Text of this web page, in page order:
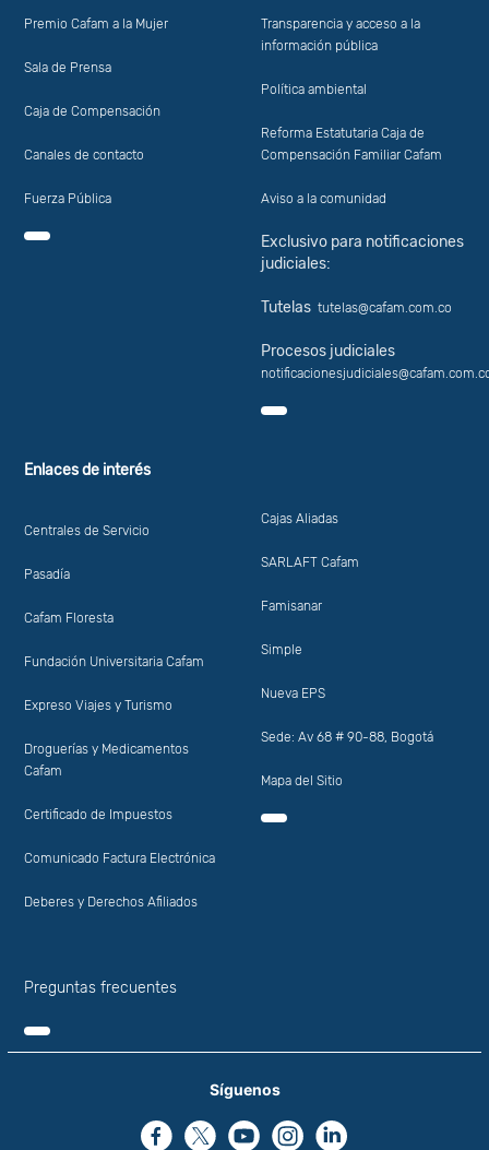
Premio Cafam a la Mujer
Sala de Prensa
Caja de Compensación
Canales de contacto
Fuerza Pública
Transparencia y acceso a la
información pública
Política ambiental
Reforma Estatutaria Caja de
Compensación Familiar Cafam
Aviso a la comunidad
Exclusivo para notificaciones
judiciales:
Tutelas tutelas@cafam.com.co
Procesos judiciales
Enlaces de interés
Centrales de Servicio
Pasadía
Cafam Floresta
Fundación Universitaria Cafam
Expreso Viajes y Turismo
Droguerías y Medicamentos
Cafam
Certificado de Impuestos
Comunicado Factura Electrónica
Deberes y Derechos Afiliados
Cajas Aliadas
SARLAFT Cafam
Famisanar
Simple
Nueva EPS
Sede: Av 68 # 90-88, Bogotá
Mapa del Sitio
Preguntas frecuentes
Síguenos